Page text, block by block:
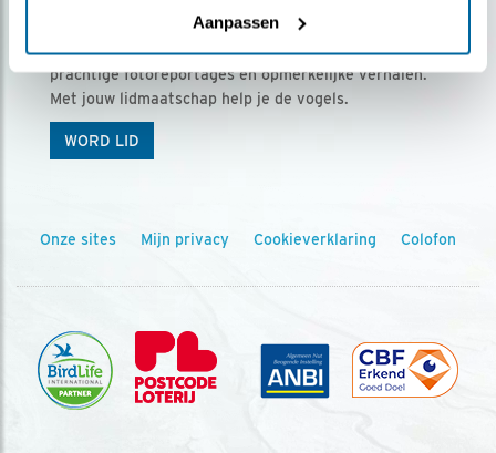
Aanpassen
Ontvang 5 x Vogels voor € 36,00 per jaar
Vogels is het tijdschrift voor onze leden, met
prachtige fotoreportages en opmerkelijke verhalen.
Met jouw lidmaatschap help je de vogels.
WORD LID
Onze sites Mijn privacy Cookieverklaring Colofon